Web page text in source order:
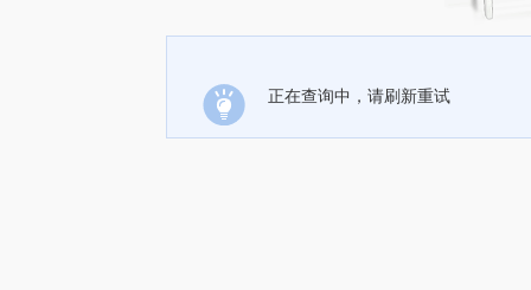
正在查询中，请刷新重试